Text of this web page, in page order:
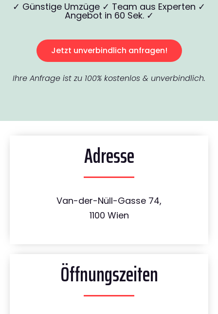
✓ Günstige Umzüge ✓ Team aus Experten ✓
Angebot in 60 Sek. ✓
Jetzt unverbindlich anfragen!
Ihre Anfrage ist zu 100% kostenlos & unverbindlich.
Adresse
Van-der-Nüll-Gasse 74,
1100 Wien
Öffnungszeiten